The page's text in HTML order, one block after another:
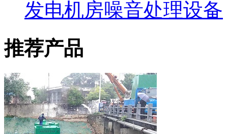
发电机房噪音处理设备
推荐产品